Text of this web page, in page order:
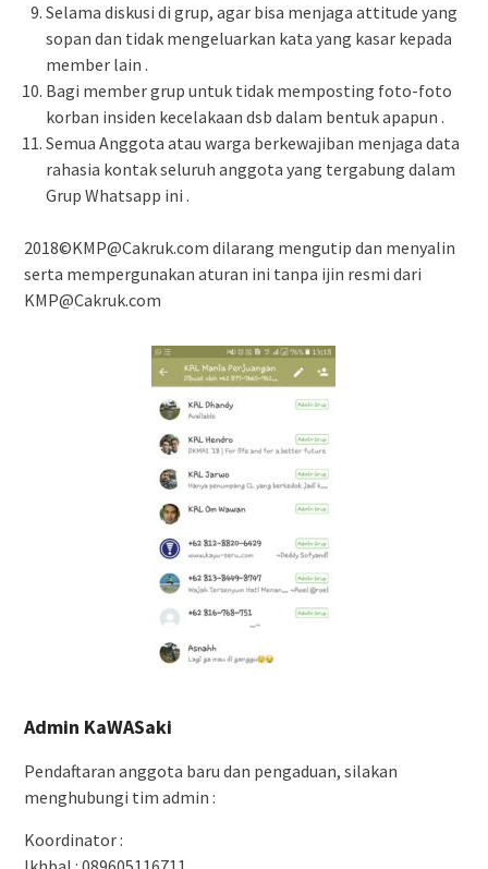
Selama diskusi di grup, agar bisa menjaga attitude yang
sopan dan tidak mengeluarkan kata yang kasar kepada
member lain .
Bagi member grup untuk tidak memposting foto-foto
korban insiden kecelakaan dsb dalam bentuk apapun .
Semua Anggota atau warga berkewajiban menjaga data
rahasia kontak seluruh anggota yang tergabung dalam
Grup Whatsapp ini .
2018©KMP@Cakruk.com dilarang mengutip dan menyalin
serta mempergunakan aturan ini tanpa ijin resmi dari
KMP@Cakruk.com
Admin KaWASaki
Pendaftaran anggota baru dan pengaduan, silakan
menghubungi tim admin :
Koordinator :